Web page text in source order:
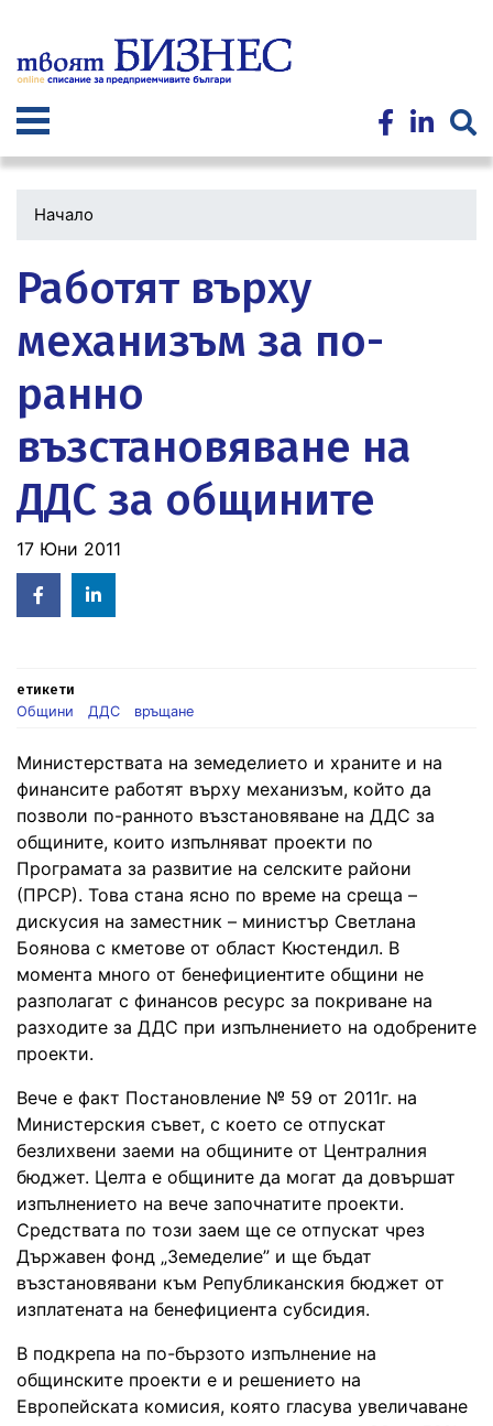
към
основното
Начало
Работят върху
механизъм за по-
ранно
възстановяване на
ДДС за общините
17 Юни 2011
Facebook
in
етикети
Общини
ДДС връщане
Министерствата на земеделието и храните и на
финансите работят върху механизъм, който да
позволи по-ранното възстановяване на ДДС за
общините, които изпълняват проекти по
Програмата за развитие на селските райони
(ПРСР). Това стана ясно по време на среща –
дискусия на заместник – министър Светлана
Боянова с кметове от област Кюстендил. В
момента много от бенефициентите общини не
разполагат с финансов ресурс за покриване на
разходите за ДДС при изпълнението на одобрените
проекти.
Вече е факт Постановление № 59 от 2011г. на
Министерския съвет, с което се отпускат
безлихвени заеми на общините от Централния
бюджет. Целта е общините да могат да довършат
изпълнението на вече започнатите проекти.
Средствата по този заем ще се отпускат чрез
Държавен фонд „Земеделие” и ще бъдат
възстановявани към Републиканския бюджет от
изплатената на бенефициента субсидия.
В подкрепа на по-бързото изпълнение на
общинските проекти е и решението на
Европейската комисия, която гласува увеличаване